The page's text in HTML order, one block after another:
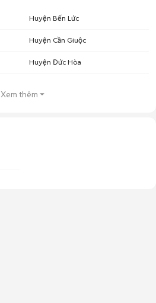
Huyện Bến Lức
Huyện Cần Giuộc
Huyện Đức Hòa
Xem thêm